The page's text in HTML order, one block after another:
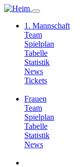
1. Mannschaft
Team
Spielplan
Tabelle
Statistik
News
Tickets
Frauen
Team
Spielplan
Tabelle
Statistik
News